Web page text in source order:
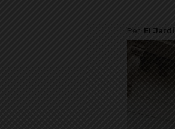
Per El Jardí